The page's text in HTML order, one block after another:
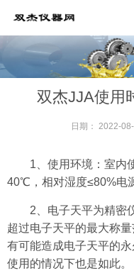
双杰JJA使用
日期： 2022-
1、使用环境：室内
40℃，相对湿度≤80%电
2、电子天平为精密
超过电子天平的最大称
有可能造成电子天平的
使用的情况下也是如此。